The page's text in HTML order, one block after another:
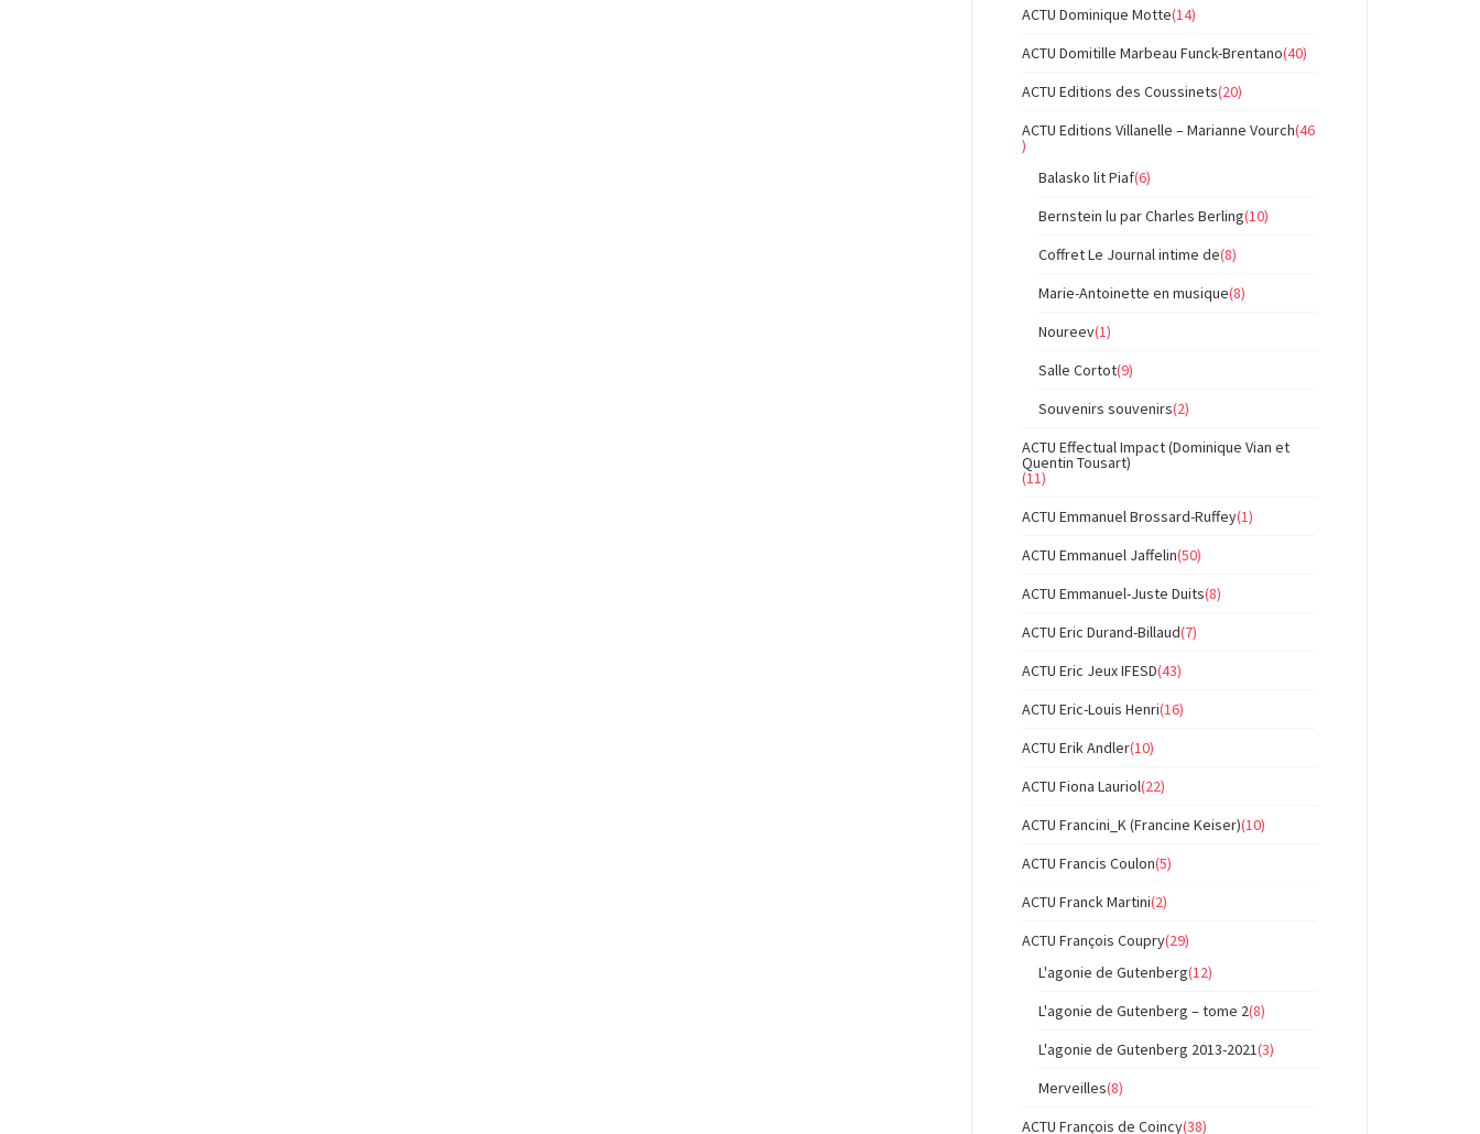
ACTU Dominique Motte(14)
ACTU Domitille Marbeau Funck-Brentano(40)
ACTU Editions des Coussinets(20)
ACTU Editions Villanelle – Marianne Vourch(46
)
Balasko lit Piaf(6)
Bernstein lu par Charles Berling(10)
Coffret Le Journal intime de(8)
Marie-Antoinette en musique(8)
Noureev(1)
Salle Cortot(9)
Souvenirs souvenirs(2)
ACTU Effectual Impact (Dominique Vian et
Quentin Tousart)
(11)
ACTU Emmanuel Brossard-Ruffey(1)
ACTU Emmanuel Jaffelin(50)
ACTU Emmanuel-Juste Duits(8)
ACTU Eric Durand-Billaud(7)
ACTU Eric Jeux IFESD(43)
ACTU Eric-Louis Henri(16)
ACTU Erik Andler(10)
ACTU Fiona Lauriol(22)
ACTU Francini_K (Francine Keiser)(10)
ACTU Francis Coulon(5)
ACTU Franck Martini(2)
ACTU François Coupry(29)
L'agonie de Gutenberg(12)
L'agonie de Gutenberg – tome 2(8)
L'agonie de Gutenberg 2013-2021(3)
Merveilles(8)
ACTU François de Coincy(38)